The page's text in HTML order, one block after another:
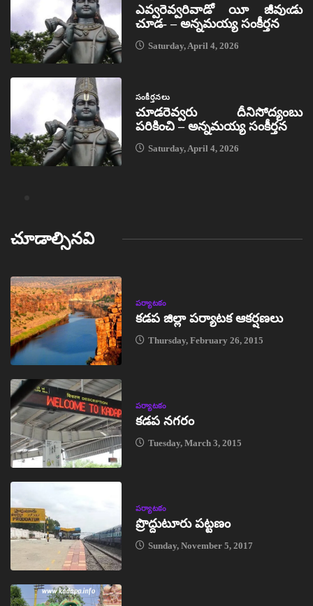
ఎవ్వరెవ్వరివాడో యీ జీవుఁడు
చూడ- – అన్నమయ్య సంకీర్తన
Saturday, April 4, 2026
సంకీర్తనలు
చూడరెవ్వరు దీనిసోద్యంబు
పరికించి – అన్నమయ్య సంకీర్తన
Saturday, April 4, 2026
చూడాల్సినవి
పర్యాటకం
కడప జిల్లా పర్యాటక ఆకర్షణలు
Thursday, February 26, 2015
పర్యాటకం
కడప నగరం
Tuesday, March 3, 2015
పర్యాటకం
ప్రొద్దుటూరు పట్టణం
Sunday, November 5, 2017